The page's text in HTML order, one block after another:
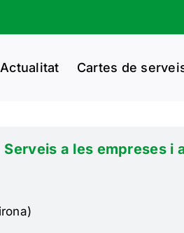
Actualitat Cartes de
Serveis a les empreses